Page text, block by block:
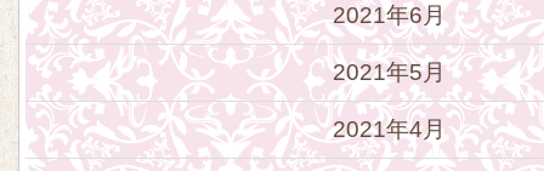
2021年6月
2021年5月
2021年4月